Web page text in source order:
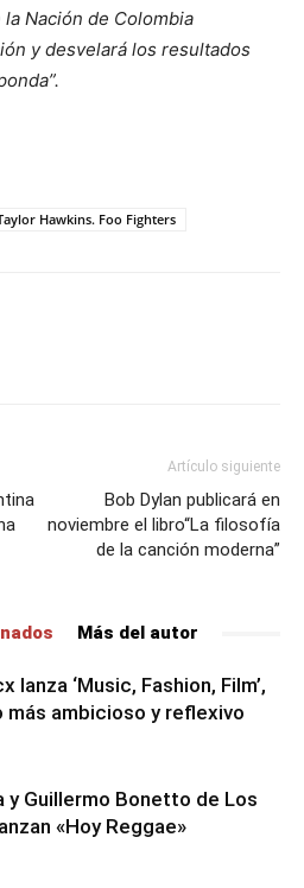
Nación de Colombia
y desvelará los resultados
Hawkins. Foo Fighters
Artículo siguiente
Bob Dylan publicará en
noviembre el libro“La filosofía
de la canción moderna”
Más del autor
lanza ‘Music, Fashion, Film’,
más ambicioso y reflexivo
y Guillermo Bonetto de Los
«Hoy Reggae»